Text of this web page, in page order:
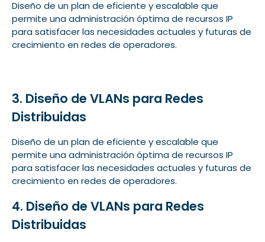
Diseño de un plan de eficiente y escalable que
permite una administración óptima de recursos IP
para satisfacer las necesidades actuales y futuras de
crecimiento en redes de operadores.
3. Diseño de VLANs para Redes
Distribuidas
Diseño de un plan de eficiente y escalable que
permite una administración óptima de recursos IP
para satisfacer las necesidades actuales y futuras de
crecimiento en redes de operadores.
4. Diseño de VLANs para Redes
Distribuidas